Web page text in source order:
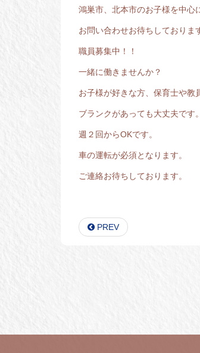
鴻巣市、北本市のお子様を中心
お問い合わせお待ちしておりま
職員募集中！！
一緒に働きませんか？
お子様が好きな方、保育士や教
ブランクがあっても大丈夫です。
週２回からOKです。
車の運転が必須となります。
ご連絡お待ちしております。
PREV